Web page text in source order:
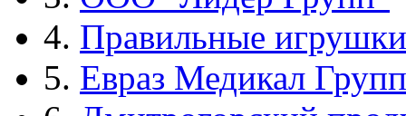
4. Правильные игрушки
5. Евраз Медикал Групп